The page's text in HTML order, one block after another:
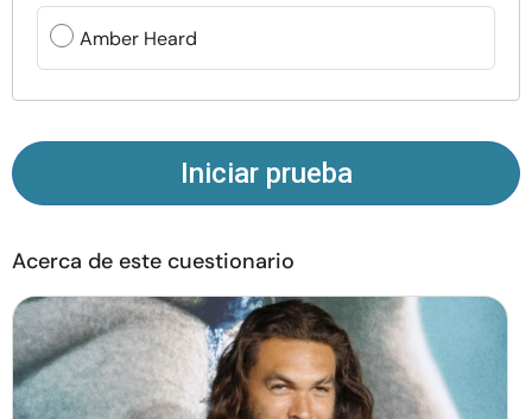
Idioma
Sobre nosotros Contáctanos Escríbenos
Publicidad con
© Copyright 2026. Todos los derechos reservados.
Amber Heard
Iniciar prueba
Acerca de este cuestionario